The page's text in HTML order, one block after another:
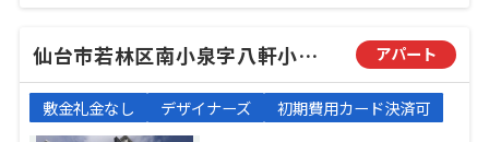
仙台市若林区南小泉字八軒小路のアパート アパート
敷金礼金なし デザイナーズ 初期費用カード決済可